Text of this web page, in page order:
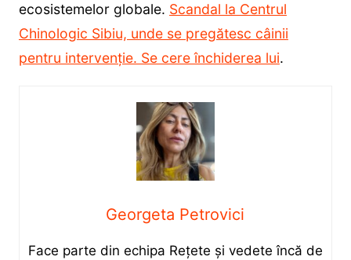
ecosistemelor globale. Scandal la Centrul
Chinologic Sibiu, unde se pregătesc câinii
pentru intervenție. Se cere închiderea lui.
Georgeta Petrovici
Face parte din echipa Rețete și vedete încă de